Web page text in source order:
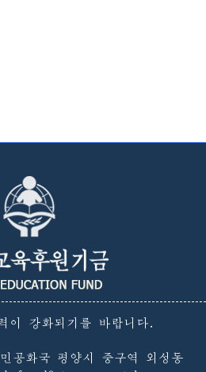
이 강화되기를 바랍니다.
공화국 평양시 중구역 외성동